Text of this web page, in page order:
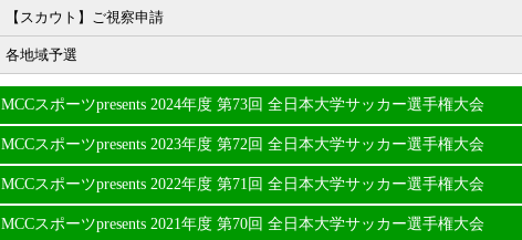
【スカウト】ご視察申請
各地域予選
MCCスポーツpresents 2024年度 第73回 全日本大学サッカー選手権大会
MCCスポーツpresents 2023年度 第72回 全日本大学サッカー選手権大会
MCCスポーツpresents 2022年度 第71回 全日本大学サッカー選手権大会
MCCスポーツpresents 2021年度 第70回 全日本大学サッカー選手権大会